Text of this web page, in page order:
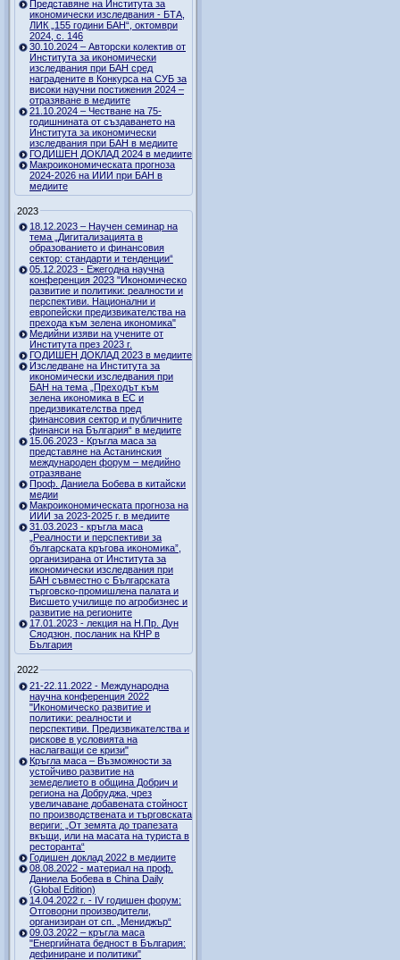
Представяне на Института за
икономически изследвания - БТА,
ЛИК „155 години БАН“, октомври
2024, с. 146
30.10.2024 – Авторски колектив от
Института за икономически
изследвания при БАН сред
наградените в Конкурса на СУБ за
високи научни постижения 2024 –
отразяване в медиите
21.10.2024 – Честване на 75-
годишнината от създаването на
Института за икономически
изследвания при БАН в медиите
ГОДИШЕН ДОКЛАД 2024 в медиите
Макроикономическата прогноза
2024-2026 на ИИИ при БАН в
медиите
2023
18.12.2023 – Научен семинар на
тема „Дигитализацията в
образованието и финансовия
сектор: стандарти и тенденции“
05.12.2023 - Ежегодна научна
конференция 2023 "Икономическо
развитие и политики: реалности и
перспективи. Национални и
европейски предизвикателства на
прехода към зелена икономика"
Медийни изяви на учените от
Института през 2023 г.
ГОДИШЕН ДОКЛАД 2023 в медиите
Изследване на Института за
икономически изследвания при
БАН на тема „Преходът към
зелена икономика в ЕС и
предизвикателства пред
финансовия сектор и публичните
финанси на България“ в медиите
15.06.2023 - Кръгла маса за
представяне на Астанинския
международен форум – медийно
отразяване
Проф. Даниела Бобева в китайски
медии
Макроикономическата прогноза на
ИИИ за 2023-2025 г. в медиите
31.03.2023 - кръгла маса
„Реалности и перспективи за
българската кръгова икономика”,
организирана от Института за
икономически изследвания при
БАН съвместно с Българската
търговско-промишлена палата и
Висшето училище по агробизнес и
развитие на регионите
17.01.2023 - лекция на Н.Пр. Дун
Сяодзюн, посланик на КНР в
България
2022
21-22.11.2022 - Международна
научна конференция 2022
"Икономическо развитие и
политики: реалности и
перспективи. Предизвикателства и
рискове в условията на
наслагващи се кризи"
Кръгла маса – Възможности за
устойчиво развитие на
земеделието в община Добрич и
региона на Добруджа, чрез
увеличаване добавената стойност
по производствената и търговската
вериги: „От земята до трапезата
вкъщи, или на масата на туриста в
ресторанта“
Годишен доклад 2022 в медиите
08.08.2022 - материал на проф.
Даниела Бобева в China Daily
(Global Edition)
14.04.2022 г. - IV годишен форум:
Отговорни производители,
организиран от сп. „Мениджър“
09.03.2022 – кръгла маса
"Енергийната бедност в България:
дефиниране и политики"